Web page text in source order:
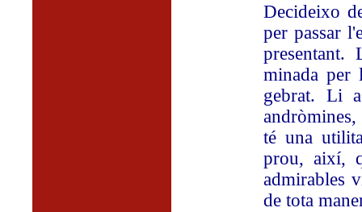
Decideixo
per passar
presentant.
minada per
gebrat. Li
té una
prou, així,
admirables
de tota